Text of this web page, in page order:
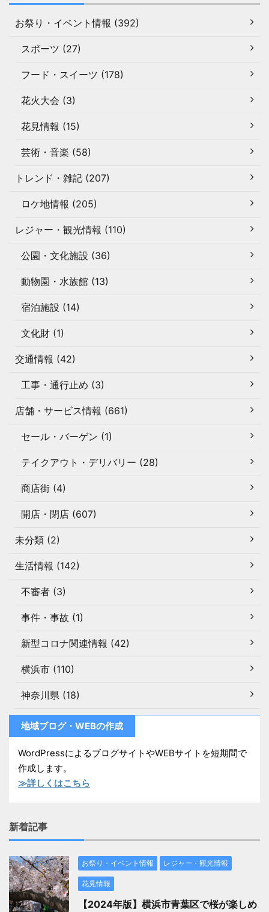
お祭り・イベント情報 (392)
スポーツ (27)
フード・スイーツ (178)
花火大会 (3)
花見情報 (15)
芸術・音楽 (58)
トレンド・雑記 (207)
ロケ地情報 (205)
レジャー・観光情報 (110)
公園・文化施設 (36)
動物園・水族館 (13)
宿泊施設 (14)
文化財 (1)
交通情報 (42)
工事・通行止め (3)
店舗・サービス情報 (661)
セール・バーゲン (1)
テイクアウト・デリバリー (28)
商店街 (4)
開店・閉店 (607)
未分類 (2)
生活情報 (142)
不審者 (3)
事件・事故 (1)
新型コロナ関連情報 (42)
横浜市 (110)
神奈川県 (18)
地域ブログ・WEBの作成
WordPressによるブログサイトやWEBサイトを短期間で
作成します。
≫詳しくはこちら
新着記事
お祭り・イベント情報 レジャー・観光情報
花見情報
【2024年版】横浜市青葉区で桜が楽しめ